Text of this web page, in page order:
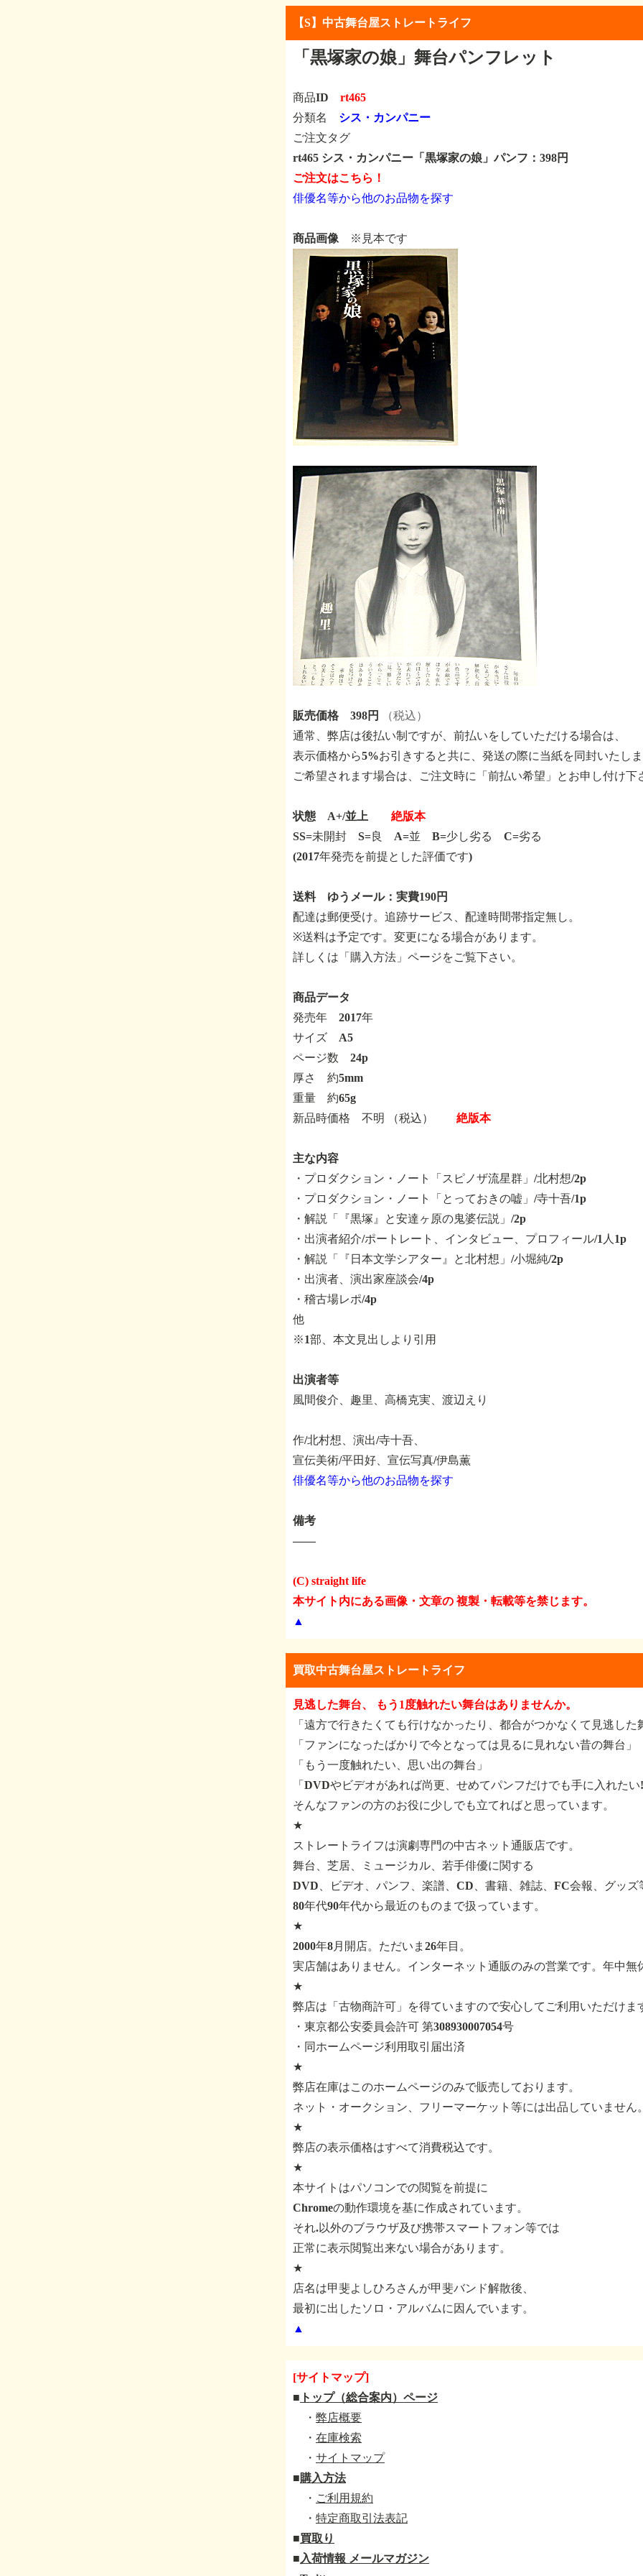
【S】中古舞台屋ストレートライフ
「黒塚家の娘」舞台パンフレット
商品ID rt465
分類名 シス・カンパニー
ご注文タグ
rt465 シス・カンパニー「黒塚家の娘」パンフ：398円
ご注文はこちら！
俳優名等から他のお品物を探す
商品画像 ※見本です
販売価格 398円
（税込）
通常、弊店は後払い制ですが、前払いをしていただける場合は、
表示価格から5%お引きすると共に、発送の際に当紙を同封いたしま
ご希望されます場合は、ご注文時に「前払い希望」とお申し付け下
状態 A+/並上
絶版本
SS=未開封 S=良 A=並 B=少し劣る C=劣る
(2017年発売を前提とした評価です)
送料 ゆうメール：実費190円
配達は郵便受け。追跡サービス、配達時間帯指定無し。
※送料は予定です。変更になる場合があります。
詳しくは「購入方法」ページをご覧下さい。
商品データ
発売年 2017年
サイズ A5
ページ数 24p
厚さ 約5mm
重量 約65g
新品時価格 不明 （税込） 絶版本
主な内容
・プロダクション・ノート「スピノザ流星群」/北村想/2p
・プロダクション・ノート「とっておきの嘘」/寺十吾/1p
・解説「『黒塚』と安達ヶ原の鬼婆伝説」/2p
・出演者紹介/ポートレート、インタビュー、プロフィール/1人1p
・解説「『日本文学シアター』と北村想」/小堀純/2p
・出演者、演出家座談会/4p
・稽古場レポ/4p
他
※1部、本文見出しより引用
出演者等
風間俊介、趣里、高橋克実、渡辺えり
作/北村想、演出/寺十吾、
宣伝美術/平田好、宣伝写真/伊島薫
俳優名等から他のお品物を探す
備考
――
(C) straight life
本サイト内にある画像・文章の 複製・転載等を禁じます。
▲
買取中古舞台屋ストレートライフ
見逃した舞台、 もう1度触れたい舞台はありませんか。
「遠方で行きたくても行けなかったり、都合がつかなくて見逃した
「ファンになったばかりで今となっては見るに見れない昔の舞台」
「もう一度触れたい、思い出の舞台」
「DVDやビデオがあれば尚更、せめてパンフだけでも手に入れたい!
そんなファンの方のお役に少しでも立てればと思っています。
★
ストレートライフは演劇専門の中古ネット通販店です。
舞台、芝居、ミュージカル、若手俳優に関する
DVD、ビデオ、パンフ、楽譜、CD、書籍、雑誌、FC会報、グッズ
80年代90年代から最近のものまで扱っています。
★
2000年8月開店。ただいま26年目。
実店舗はありません。インターネット通販のみの営業です。年中無
★
弊店は「古物商許可」を得ていますので安心してご利用いただけま
・東京都公安委員会許可 第308930007054号
・同ホームページ利用取引届出済
★
弊店在庫はこのホームページのみで販売しております。
ネット・オークション、フリーマーケット等には出品していません。
★
弊店の表示価格はすべて消費税込です。
★
本サイトはパソコンでの閲覧を前提に
Chromeの動作環境を基に作成されています。
それ.以外のブラウザ及び携帯スマートフォン等では
正常に表示閲覧出来ない場合があります。
★
店名は甲斐よしひろさんが甲斐バンド解散後、
最初に出したソロ・アルバムに因んでいます。
▲
[サイトマップ]
■ トップ（総合案内）ページ
・ 弊店概要
・ 在庫検索
・ サイトマップ
■購入方法
・ ご利用規約
・ 特定商取引法表記
■買取り
■ 入荷情報 メールマガジン